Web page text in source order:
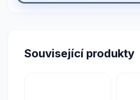
Související produkty